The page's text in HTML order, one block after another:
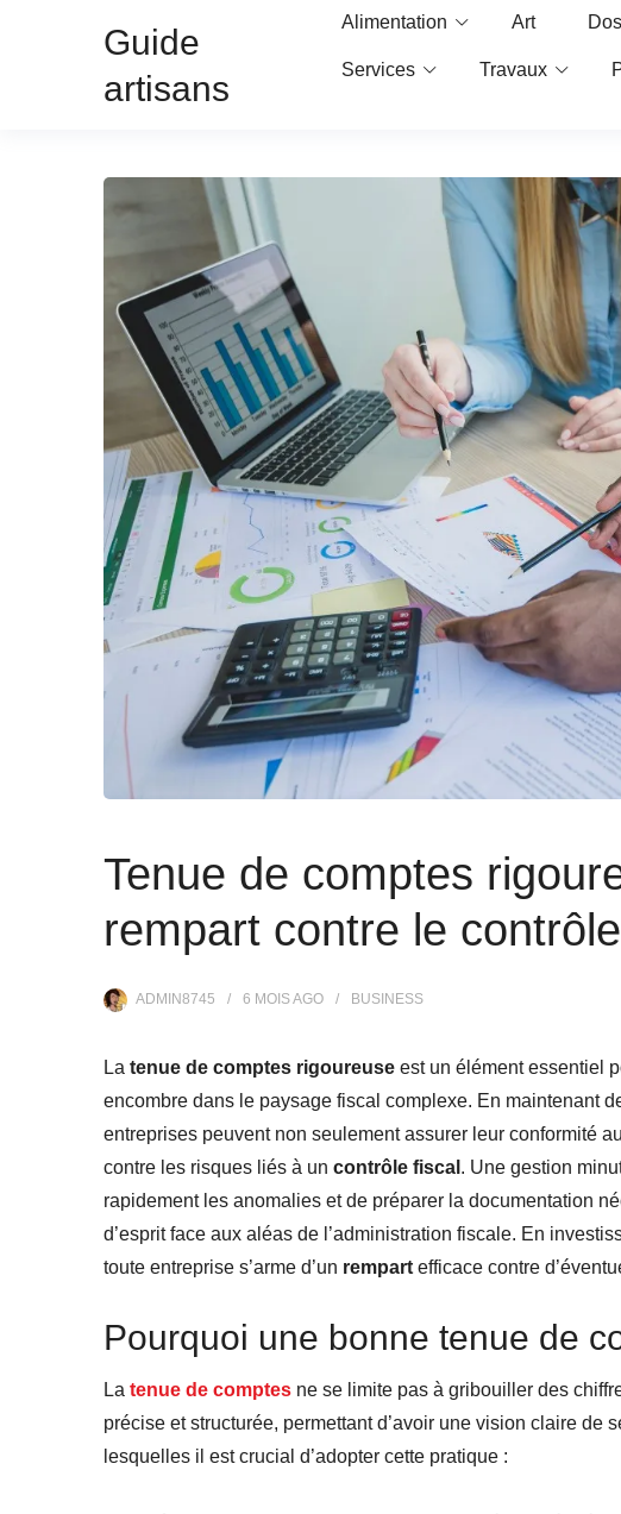
Guide
artisans
Alimentation Art
Services Travaux
Tenue de comptes
rempart contre le
ADMIN8745 6 MOISAGO BUSINESS
La tenue de comptes rigoureuse est un élément essentiel
encombre dans le paysage fiscal complexe. En maintenant
entreprises peuvent non seulement assurer leur conformité
contre les risques liés à un contrôle fiscal . Une gestion
rapidement les anomalies et de préparer la documentation
d’esprit face aux aléas de l’administration fiscale. En
toute entreprise s’arme d’un rempart efficace contre
Pourquoi une bonne tenue de
La tenue de comptes ne se limite pas à gribouiller des
précise et structurée, permettant d’avoir une vision claire de
lesquelles il est crucial d’adopter cette pratique :